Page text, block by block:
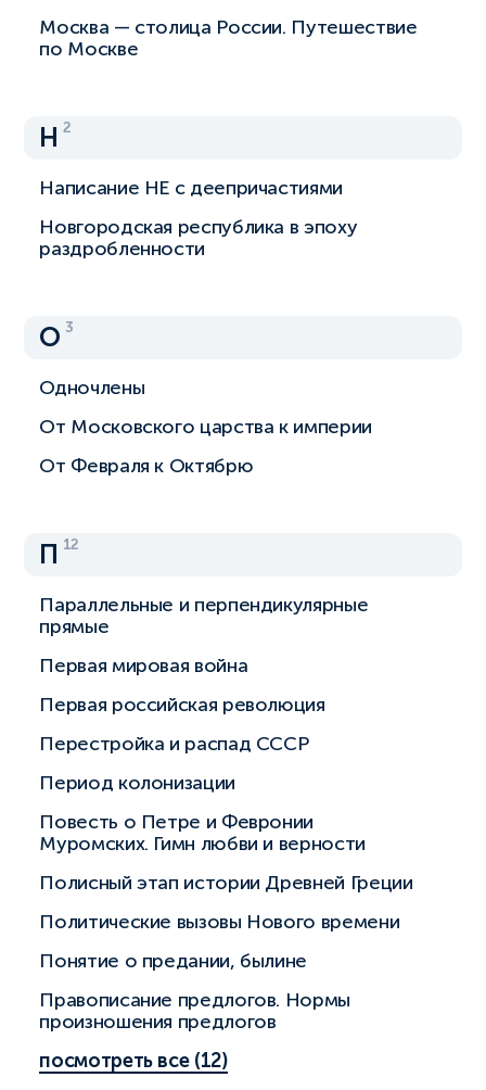
Москва — столица России. Путешествие
по Москве
Н 2
Написание НЕ с деепричастиями
Новгородская республика в эпоху
раздробленности
О 3
Одночлены
От Московского царства к империи
От Февраля к Октябрю
П 12
Параллельные и перпендикулярные
прямые
Первая мировая война
Первая российская революция
Перестройка и распад СССР
Период колонизации
Повесть о Петре и Февронии
Муромских. Гимн любви и верности
Полисный этап истории Древней Греции
Политические вызовы Нового времени
Понятие о предании, былине
Правописание предлогов. Нормы
произношения предлогов
посмотреть все (12)